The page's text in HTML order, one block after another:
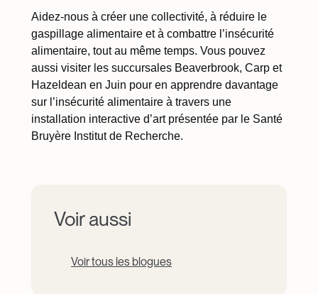
Aidez-nous à créer une collectivité, à réduire le
gaspillage alimentaire et à combattre l’insécurité
alimentaire, tout au même temps. Vous pouvez
aussi visiter les succursales Beaverbrook, Carp et
Hazeldean en Juin pour en apprendre davantage
sur l’insécurité alimentaire à travers une
installation interactive d’art présentée par le Santé
Bruyère Institut de Recherche.
Voir aussi
Voir tous les blogues